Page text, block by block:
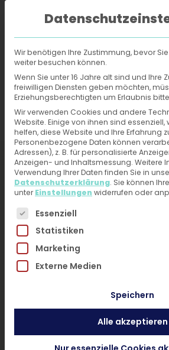
Online-Hautarzt›Behandlungen
Brandblasen -
Behandlung
Diagnose vom
Hautarzt
Jetzt ärztliche Hilfe bei
Fotos hochladen, kurzen
Du erhältst direkt innerhalb von
Diagnose und Therapieplan von
HautärztInnen. Kein
Hautarzt-Diagnose < 24
Wir benötigen Ihre Zustimmung, bevor
weiter besuchen können.
Wenn Sie unter 16 Jahre alt sind und Ihre
freiwilligen Diensten geben möchten,
Erziehungsberechtigten um Erlaubnis
Wir verwenden Cookies und andere
Website. Einige von ihnen sind
helfen, diese Website und Ihre Erfahrung
Personenbezogene Daten können
Adressen), z. B. für personalisierte
Anzeigen- und Inhaltsmessung. Weitere
Verwendung Ihrer Daten finden Sie in
Datenschutzerklärung. Sie können
unterEinstellungen widerrufen oder
Es folgt eine Liste der Service-
Essenziell
Statistiken
Marketing
Externe Medien
Speichern
Alle akzeptieren